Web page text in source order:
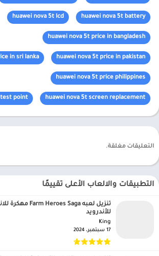
huawei nova 5t battery
huawei nova 5t lcd
huawei nova 5t price in bangladesh
huawei nova 5t price in pakistan
in sri lanka
huawei nova 5t price philippines
huawei nova 5t screen replacement
test point
التعليقات مغلقة.
التطبيقات والالعاب الأعلى تقييمًا
للأندرويد
King‏
17 سبتمبر، 2024